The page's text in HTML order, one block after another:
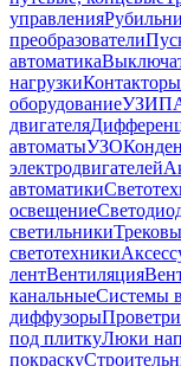
управления
преобразователи
автоматика
нагрузкиКонтакторы
оборудованиеУЗИП
двигателя
автоматыУЗО
электродвигателей
автоматики
освещение
светильники
светотехники
лентВентиляция
канальныеСистемы
диффузоры
под плиткуЛюки
покраску